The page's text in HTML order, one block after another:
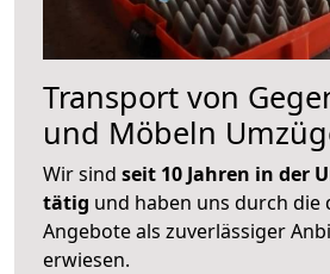
Transport von
und Möbeln
Wir sind seit 10 Jahren in der
tätig und haben uns durch die
Angebote als zuverlässiger
erwiesen.